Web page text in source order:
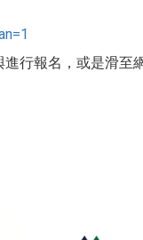
進行報名，或是滑至